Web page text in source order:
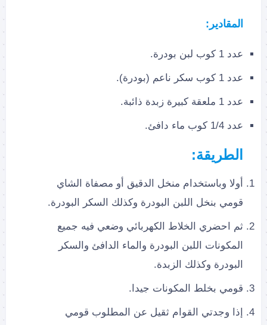
المقادير:
عدد 1 كوب لبن بودرة.
عدد 1 كوب سكر ناعم (بودرة).
عدد 1 ملعقة كبيرة زبدة ذائبة.
عدد 1/4 كوب ماء دافئ.
الطريقة:
أولا وباستخدام منخل الدقيق أو مصفاة الشاي
قومي بنخل اللبن البودرة وكذلك السكر البودرة.
ثم احضري الخلاط الكهربائي وضعي فيه جميع
المكونات اللبن البودرة والماء الدافئ والسكر
البودرة وكذلك الزبدة.
قومي بخلط المكونات جيدا.
إذا وجدتي القوام ثقيل عن المطلوب قومي